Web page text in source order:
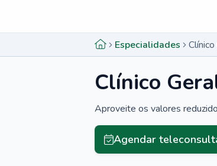
Especialidades
Clínico
Aproveite os valores
Agendar